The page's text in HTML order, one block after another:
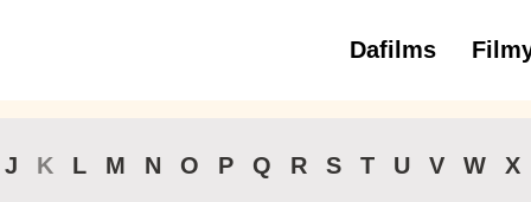
Dafilms3 až 6 rokov
J K L M N O P Q R S T U V W X